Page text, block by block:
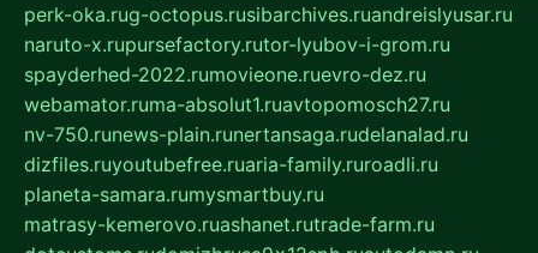
perk-oka.rug-octopus.rusibarchives.ruandreislyusar.ru
naruto-x.rupursefactory.rutor-lyubov-i-grom.ru
spayderhed-2022.rumovieone.ruevro-dez.ru
webamator.ruma-absolut1.ruavtopomosch27.ru
nv-750.runews-plain.runertansaga.rudelanalad.ru
dizfiles.ruyoutubefree.ruaria-family.ruroadli.ru
planeta-samara.rumysmartbuy.ru
matrasy-kemerovo.ruashanet.rutrade-farm.ru